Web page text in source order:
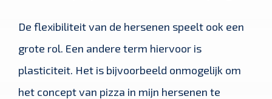
De flexibiliteit van de hersenen speelt ook een
grote rol. Een andere term hiervoor is
plasticiteit. Het is bijvoorbeeld onmogelijk om
het concept van pizza in mijn hersenen te